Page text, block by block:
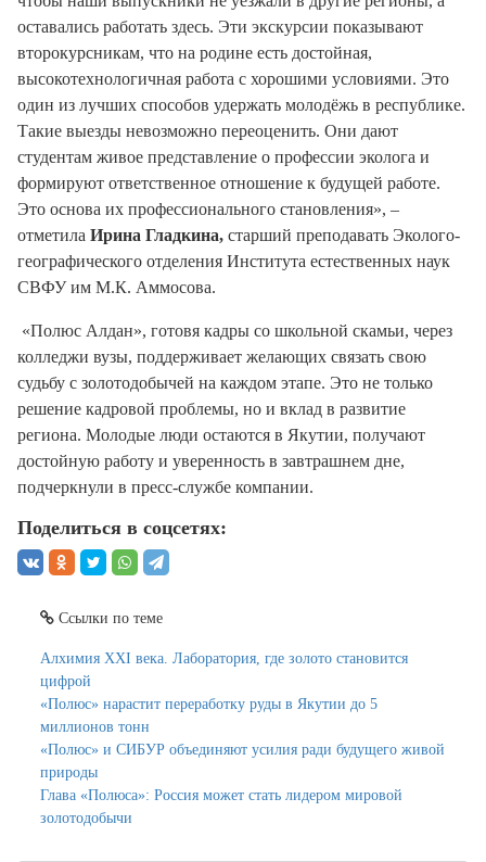
оставались работать здесь. Эти экскурсии показывают
второкурсникам, что на родине есть достойная,
высокотехнологичная работа с хорошими условиями. Это
один из лучших способов удержать молодёжь в республике.
Такие выезды невозможно переоценить. Они дают
студентам живое представление о профессии эколога и
формируют ответственное отношение к будущей работе.
Это основа их профессионального становления», –
отметила Ирина Гладкина, старший преподавать Эколого-
географического отделения Института естественных наук
СВФУ им М.К. Аммосова.
«Полюс Алдан», готовя кадры со школьной скамьи, через
колледжи вузы, поддерживает желающих связать свою
судьбу с золотодобычей на каждом этапе. Это не только
решение кадровой проблемы, но и вклад в развитие
региона. Молодые люди остаются в Якутии, получают
достойную работу и уверенность в завтрашнем дне,
подчеркнули в пресс-службе компании.
Поделиться в соцсетях:
Ссылки по теме
Алхимия XXI века. Лаборатория, где золото становится
цифрой
«Полюс» нарастит переработку руды в Якутии до 5
миллионов тонн
«Полюс» и СИБУР объединяют усилия ради будущего живой
природы
Глава «Полюса»: Россия может стать лидером мировой
золотодобычи